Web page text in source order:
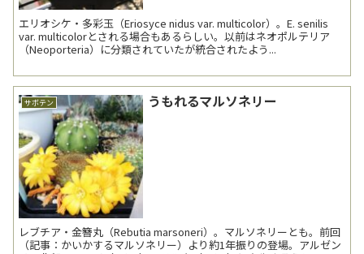
エリオシケ・多彩玉（Eriosyce nidus var. multicolor）。E. senilis
var. multicolorとされる場合もあるらしい。以前はネオポルテリア
（Neoporteria）に分類されていたが統合されたよう...
サボテン うもれるマルソネリー
レブチア・金簪丸（Rebutia marsoneri）。マルソネリーとも。前回
（記事：かいかするマルソネリー）より約1年振りの登場。アルゼン